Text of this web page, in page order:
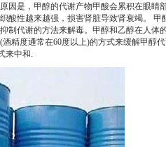
因是，甲醇的代谢产物甲酸会累积在眼睛
酸性越来越强，损害肾脏导致肾衰竭。 甲
代谢的方法来解毒。甲醇和乙醇在人体
精度通常在60度以上)的方式来缓解甲醇
来中和.